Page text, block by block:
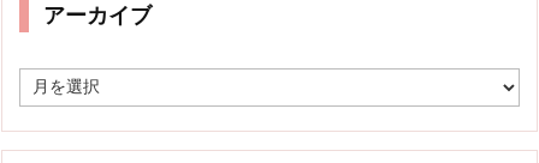
アーカイブ
ー
イ